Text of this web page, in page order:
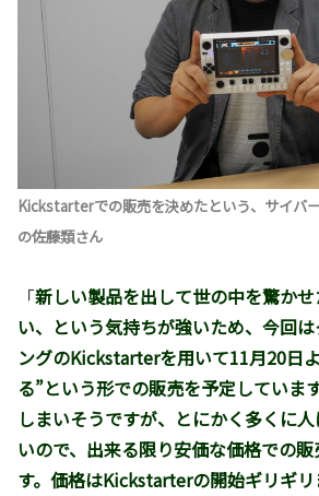
Kickstarterでの販売を決めたという、サイバ
の佐藤類さん
「新しい製品を出して世の中を驚か
い、という気持ちが強いため、今回
ングのKickstarterを用いて11月20日
る”という形での販売を予定していま
しまいそうですが、とにかく多くに
いので、出来る限り安価な価格での
す。価格はKickstarterの開始ギリギ